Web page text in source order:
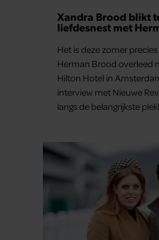
Xandra Brood blikt
liefdesnest met
Het is deze zomer
Herman Brood overleed
Hilton Hotel in
interview met Nieuwe
langs de belangrijkste
en werd dochter Lola